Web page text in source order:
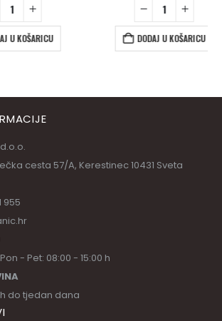
DODAJ U KOŠARICU
cesta 57/A, Kerestinec 10431 Sveta
955
Pon - Pet: 08:00 - 15:00 h
do tjedan dana